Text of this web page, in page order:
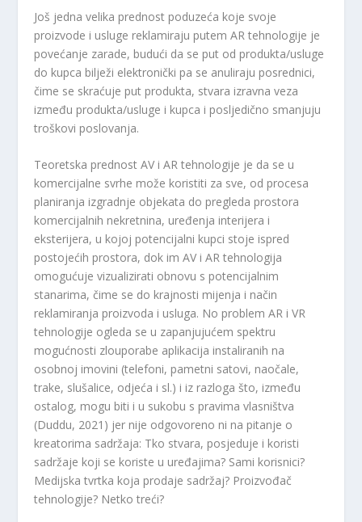
Još jedna velika prednost poduzeća koje svoje
proizvode i usluge reklamiraju putem AR tehnologije je
povećanje zarade, budući da se put od produkta/usluge
do kupca bilježi elektronički pa se anuliraju posrednici,
čime se skraćuje put produkta, stvara izravna veza
između produkta/usluge i kupca i posljedično smanjuju
troškovi poslovanja.
Teoretska prednost AV i AR tehnologije je da se u
komercijalne svrhe može koristiti za sve, od procesa
planiranja izgradnje objekata do pregleda prostora
komercijalnih nekretnina, uređenja interijera i
eksterijera, u kojoj potencijalni kupci stoje ispred
postojećih prostora, dok im AV i AR tehnologija
omogućuje vizualizirati obnovu s potencijalnim
stanarima, čime se do krajnosti mijenja i način
reklamiranja proizvoda i usluga. No problem AR i VR
tehnologije ogleda se u zapanjujućem spektru
mogućnosti zlouporabe aplikacija instaliranih na
osobnoj imovini (telefoni, pametni satovi, naočale,
trake, slušalice, odjeća i sl.) i iz razloga što, između
ostalog, mogu biti i u sukobu s pravima vlasništva
(Duddu, 2021) jer nije odgovoreno ni na pitanje o
kreatorima sadržaja: Tko stvara, posjeduje i koristi
sadržaje koji se koriste u uređajima? Sami korisnici?
Medijska tvrtka koja prodaje sadržaj? Proizvođač
tehnologije? Netko treći?